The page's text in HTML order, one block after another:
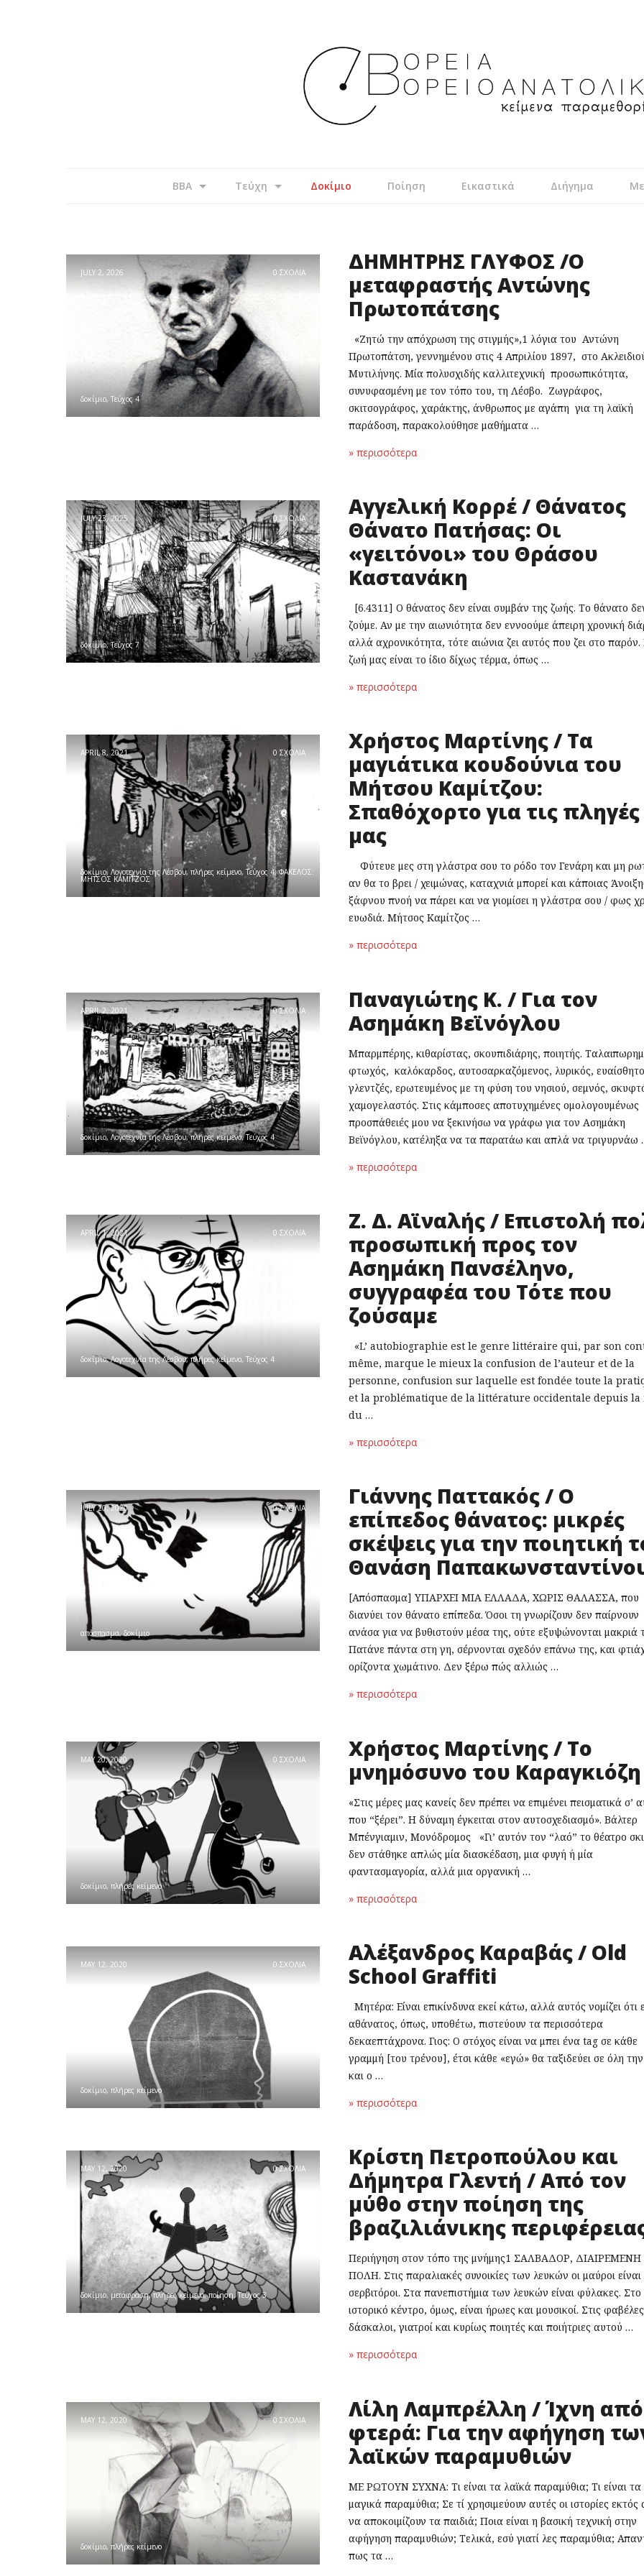
BBA Τεύχη Δοκίμιο Ποίηση Εικαστικά Διήγημα
JULY 2, 2026 0 ΣΧΟΛΙΑ
δοκίμιο, Τεύχος 4
ΔΗΜΗΤΡΗΣ ΓΛΥΦΟΣ /Ο
μεταφραστής Αντώνης
Πρωτοπάτσης
«Ζητώ την απόχρωση της στιγμής»,1 λόγια του Αντώνη
Πρωτοπάτση, γεννημένου στις 4 Απριλίου 1897, στο
Μυτιλήνης. Μία πολυσχιδής καλλιτεχνική προσωπικότητα,
συνυφασμένη με τον τόπο του, τη Λέσβο. Ζωγράφος,
σκιτσογράφος, χαράκτης, άνθρωπος με αγάπη για τη λαϊκή
παράδοση, παρακολούθησε μαθήματα …
» περισσότερα
JULY 23, 2025 0 ΣΧΟΛΙΑ
δοκίμιο,Τεύχος 7
Αγγελική Κορρέ / Θάνατος
Θάνατο Πατήσας: Οι
«γειτόνοι» του Θράσου
Καστανάκη
[6.4311] Ο θάνατος δεν είναι συμβάν της ζωής. Το θάνατο
ζούμε. Αν με την αιωνιότητα δεν εννοούμε άπειρη χρονική
αλλά αχρονικότητα, τότε αιώνια ζει αυτός που ζει στο
ζωή μας είναι το ίδιο δίχως τέρμα, όπως …
» περισσότερα
APRIL 8, 2021 0 ΣΧΟΛΙΑ
δοκίμιο, Λογοτεχνία της Λέσβου, πλήρες κείμενο,Τεύχος 4,ΦΑΚΕΛΟΣ:
ΜΗΤΣΟΣ ΚΑΜΙΤΖΟΣ
Χρήστος Μαρτίνης / Τα
μαγιάτικα κουδούνια του
Μήτσου Καμίτζου:
Σπαθόχορτο για τις πληγές
μας
Φύτευε μες στη γλάστρα σου το ρόδο τον Γενάρη και μη
αν θα το βρει / χειμώνας, καταχνιά μπορεί και κάποιας
ξάφνου πνοή να πάρει και να γιομίσει η γλάστρα σου / φως
ευωδιά. Μήτσος Καμίτζος …
» περισσότερα
APRIL 2, 2021 0 ΣΧΟΛΙΑ
δοκίμιο, Λογοτεχνία της Λέσβου,πλήρες κείμενο,Τεύχος 4
Παναγιώτης Κ. / Για τον
Ασημάκη Βεϊνόγλου
Μπαρμπέρης, κιθαρίστας, σκουπιδιάρης, ποιητής.
φτωχός, καλόκαρδος, αυτοσαρκαζόμενος, λυρικός,
γλεντζές, ερωτευμένος με τη φύση του νησιού, σεμνός,
χαμογελαστός. Στις κάμποσες αποτυχημένες ομολογουμένως
προσπάθειές μου να ξεκινήσω να γράφω για τον Ασημάκη
Βεϊνόγλου, κατέληξα να τα παρατάω και απλά να τριγυρνάω
» περισσότερα
APRIL 1, 2021 0 ΣΧΟΛΙΑ
δοκίμιο,Λογοτεχνία της Λέσβου, πλήρες κείμενο, Τεύχος 4
Ζ. Δ. Αϊναλής / Επιστολή
προσωπική προς τον
Ασημάκη Πανσέληνο,
συγγραφέα του Τότε που
ζούσαμε
«L’ autobiographie est le genre littéraire qui, par son
même, marque le mieux la confusion de l’auteur et de la
personne, confusion sur laquelle est fondée toute la
et la problématique de la littérature occidentale depuis la
du …
» περισσότερα
JULY 20, 2020 0 ΣΧΟΛΙΑ
απόσπασμα,δοκίμιο
Γιάννης Παττακός / Ο
επίπεδος θάνατος: μικρές
σκέψεις για την ποιητική
Θανάση
[Απόσπασμα] ΥΠΑΡΧΕΙ ΜΙΑ ΕΛΛΑΔΑ, ΧΩΡΙΣ ΘΑΛΑΣΣΑ, που
διανύει τον θάνατο επίπεδα. Όσοι τη γνωρίζουν δεν παίρνουν
ανάσα για να βυθιστούν μέσα της, ούτε εξυψώνονται μακριά
Πατάνε πάντα στη γη, σέρνονται σχεδόν επάνω της, και
ορίζοντα χωμάτινο. Δεν ξέρω πώς αλλιώς …
» περισσότερα
MAY 20, 2020 0 ΣΧΟΛΙΑ
δοκίμιο, πλήρες κείμενο
Χρήστος Μαρτίνης / Το
μνημόσυνο του Καραγκιόζη
«Στις μέρες μας κανείς δεν πρέπει να επιμένει πεισματικά σ’
που “ξέρει”. Η δύναμη έγκειται στον αυτοσχεδιασμό». Βάλτερ
Μπένγιαμιν, Μονόδρομος «Γι’ αυτόν τον “λαό” το θέατρο
δεν στάθηκε απλώς μία διασκέδαση, μια φυγή ή μία
φαντασμαγορία, αλλά μια οργανική …
» περισσότερα
MAY 12, 2020 0 ΣΧΟΛΙΑ
δοκίμιο, πλήρες κείμενο
Αλέξανδρος Καραβάς / Old
School Graffiti
Μητέρα: Είναι επικίνδυνα εκεί κάτω, αλλά αυτός νομίζει ότι
αθάνατος, όπως, υποθέτω, πιστεύουν τα περισσότερα
δεκαεπτάχρονα. Γιος: Ο στόχος είναι να μπει ένα tag σε κάθε
γραμμή [του τρένου], έτσι κάθε «εγώ» θα ταξιδεύει σε όλη
και ο …
» περισσότερα
MAY 12, 2020 0 ΣΧΟΛΙΑ
δοκίμιο, μετάφραση,πλήρες κείμενο,ποίηση,Τεύχος 3
Κρίστη Πετροπούλου και
Δήμητρα Γλεντή / Από τον
μύθο στην ποίηση της
βραζιλιάνικης
Περιήγηση στον τόπο της μνήμης1 ΣΑΛΒΑΔΟΡ, ΔΙΑΙΡΕΜΕΝΗ
ΠΟΛΗ. Στις παραλιακές συνοικίες των λευκών οι μαύροι είναι
σερβιτόροι. Στα πανεπιστήμια των λευκών είναι φύλακες. Στο
ιστορικό κέντρο, όμως, είναι ήρωες και μουσικοί. Στις φαβέλες
δάσκαλοι, γιατροί και κυρίως ποιητές και ποιήτριες αυτού …
» περισσότερα
MAY 12, 2020 0 ΣΧΟΛΙΑ
δοκίμιο, πλήρες κείμενο
Λίλη Λαμπρέλλη / Ίχνη από
φτερά: Για την αφήγηση
λαϊκών παραμυθιών
ΜΕ ΡΩΤΟΥΝ ΣΥΧΝΑ: Τι είναι τα λαϊκά παραμύθια; Τι είναι τα
μαγικά παραμύθια; Σε τί χρησιμεύουν αυτές οι ιστορίες εκτός
να αποκοιμίζουν τα παιδιά; Ποια είναι η βασική τεχνική στην
αφήγηση παραμυθιών; Τελικά, εσύ γιατί λες παραμύθια;
πως τα …